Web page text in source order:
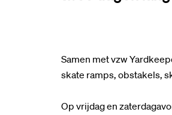
Samen met vzw
skate ramps, obstakels,
Op vrijdag en